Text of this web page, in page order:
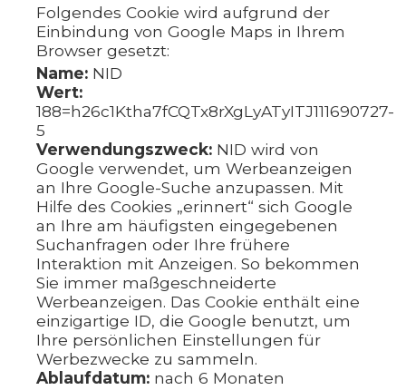
Folgendes Cookie wird aufgrund der
Einbindung von Google Maps in Ihrem
Browser gesetzt:
Name: NID
Wert:
188=h26c1Ktha7fCQTx8rXgLyATyITJ111690727-
5
Verwendungszweck: NID wird von
Google verwendet, um Werbeanzeigen
an Ihre Google-Suche anzupassen. Mit
Hilfe des Cookies „erinnert“ sich Google
an Ihre am häufigsten eingegebenen
Suchanfragen oder Ihre frühere
Interaktion mit Anzeigen. So bekommen
Sie immer maßgeschneiderte
Werbeanzeigen. Das Cookie enthält eine
einzigartige ID, die Google benutzt, um
Ihre persönlichen Einstellungen für
Werbezwecke zu sammeln.
Ablaufdatum: nach 6 Monaten